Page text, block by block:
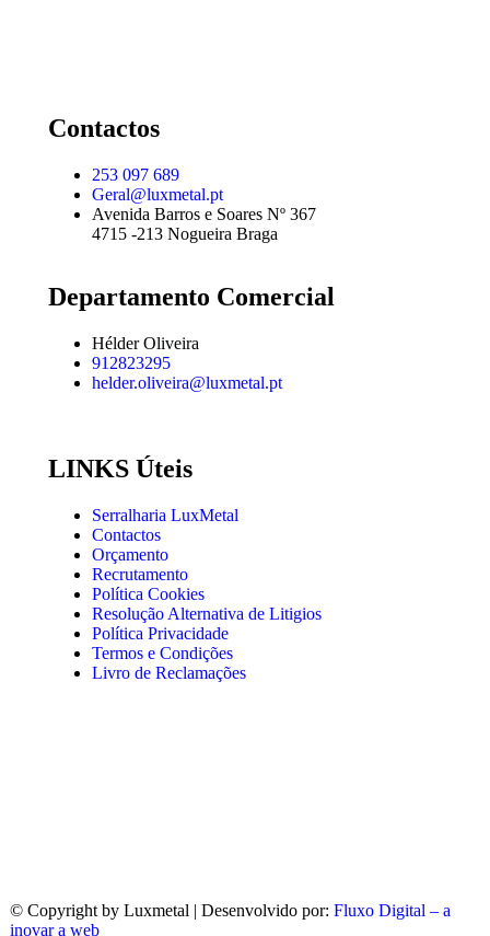
Contactos
253 097 689
Geral@luxmetal.pt
Avenida Barros e Soares Nº 367
4715 -213 Nogueira Braga
Departamento Comercial
Hélder Oliveira
912823295
helder.oliveira@luxmetal.pt
LINKS Úteis
Serralharia LuxMetal
Contactos
Orçamento
Recrutamento
Política Cookies
Resolução Alternativa de Litigios
Política Privacidade
Termos e Condições
Livro de Reclamações
© Copyright by Luxmetal | Desenvolvido por: Fluxo Digital – a
inovar a web